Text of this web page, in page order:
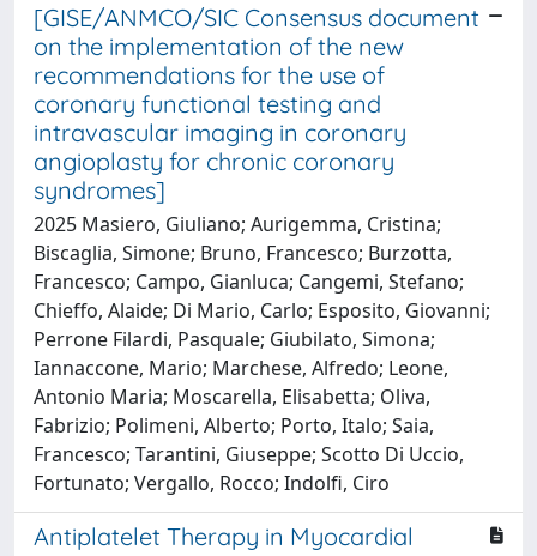
[GISE/ANMCO/SIC Consensus document
on the implementation of the new
recommendations for the use of
coronary functional testing and
intravascular imaging in coronary
angioplasty for chronic coronary
syndromes]
2025 Masiero, Giuliano; Aurigemma, Cristina;
Biscaglia, Simone; Bruno, Francesco; Burzotta,
Francesco; Campo, Gianluca; Cangemi, Stefano;
Chieffo, Alaide; Di Mario, Carlo; Esposito, Giovanni;
Perrone Filardi, Pasquale; Giubilato, Simona;
Iannaccone, Mario; Marchese, Alfredo; Leone,
Antonio Maria; Moscarella, Elisabetta; Oliva,
Fabrizio; Polimeni, Alberto; Porto, Italo; Saia,
Francesco; Tarantini, Giuseppe; Scotto Di Uccio,
Fortunato; Vergallo, Rocco; Indolfi, Ciro
Antiplatelet Therapy in Myocardial